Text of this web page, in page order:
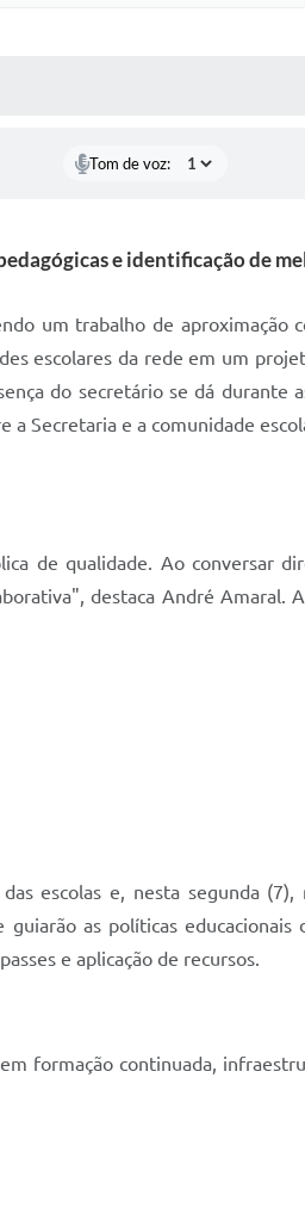
Tom de voz:
e identificação de
um trabalho de aproximação
escolares da rede em um
do secretário se dá durante
Secretaria e a comunidade
de qualidade. Ao conversar
destaca André Amaral.
escolas e, nesta segunda
as políticas
e aplicação de recursos.
formação continuada,